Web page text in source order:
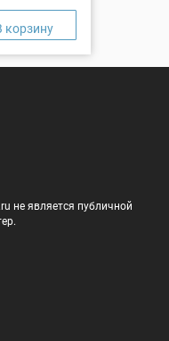
не является публичной